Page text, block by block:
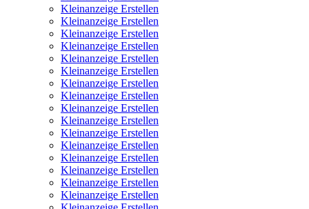
Kleinanzeige Erstellen
Kleinanzeige Erstellen
Kleinanzeige Erstellen
Kleinanzeige Erstellen
Kleinanzeige Erstellen
Kleinanzeige Erstellen
Kleinanzeige Erstellen
Kleinanzeige Erstellen
Kleinanzeige Erstellen
Kleinanzeige Erstellen
Kleinanzeige Erstellen
Kleinanzeige Erstellen
Kleinanzeige Erstellen
Kleinanzeige Erstellen
Kleinanzeige Erstellen
Kleinanzeige Erstellen